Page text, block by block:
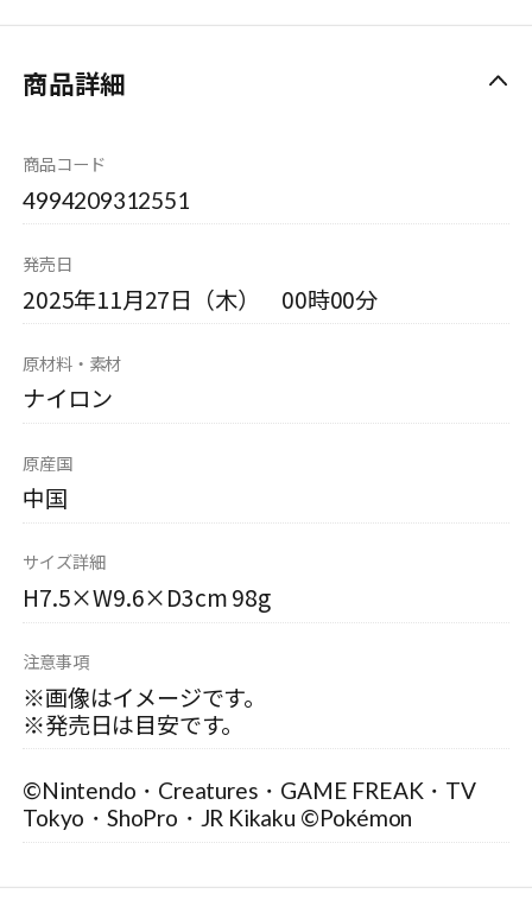
商品詳細
商品コード
4994209312551
発売日
2025年11月27日（木） 00時00分
原材料・素材
ナイロン
原産国
中国
サイズ詳細
H7.5×W9.6×D3cm 98g
注意事項
※画像はイメージです。
※発売日は目安です。
©Nintendo・Creatures・GAME FREAK・TV
Tokyo・ShoPro・JR Kikaku ©Pokémon